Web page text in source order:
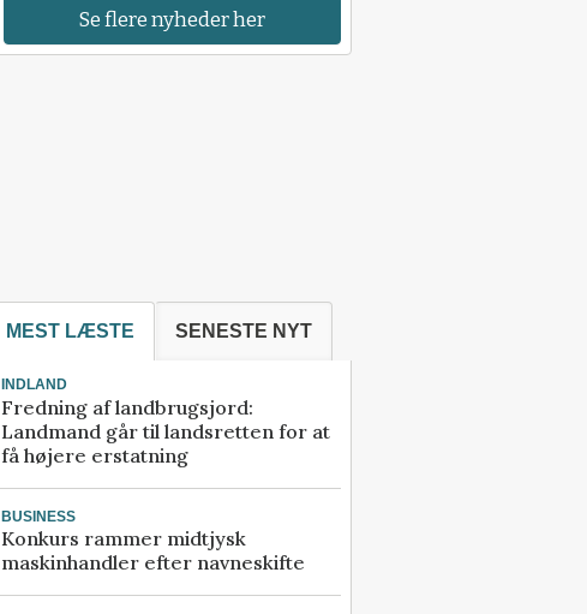
Se flere nyheder her
MEST LÆSTE SENESTE NYT
INDLAND
Fredning af landbrugsjord:
Landmand går til landsretten for at
få højere erstatning
BUSINESS
Konkurs rammer midtjysk
maskinhandler efter navneskifte